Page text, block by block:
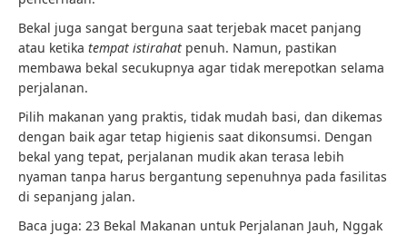
Bekal juga sangat berguna saat terjebak macet panjang
atau ketika tempat istirahat penuh. Namun, pastikan
membawa bekal secukupnya agar tidak merepotkan selama
perjalanan.
Pilih makanan yang praktis, tidak mudah basi, dan dikemas
dengan baik agar tetap higienis saat dikonsumsi. Dengan
bekal yang tepat, perjalanan mudik akan terasa lebih
nyaman tanpa harus bergantung sepenuhnya pada fasilitas
di sepanjang jalan.
Baca juga: 23 Bekal Makanan untuk Perjalanan Jauh, Nggak